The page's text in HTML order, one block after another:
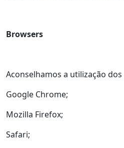
Browsers
Aconselhamos a utilização
Google Chrome;
Mozilla Firefox;
Safari;